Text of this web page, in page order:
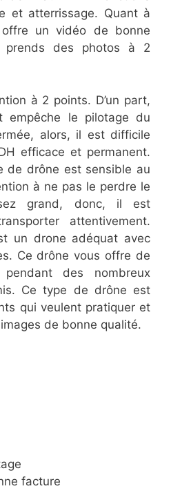
et atterrissage. Quant à
un vidéo de bonne
des photos à 2
à 2 points. D’un part,
empêche le pilotage du
alors, il est difficile
efficace et permanent.
de drône est sensible au
à ne pas le perdre le
grand, donc, il est
attentivement.
un drone adéquat avec
Ce drône vous offre de
des nombreux
Ce type de drône est
qui veulent pratiquer et
de bonne qualité.
facture